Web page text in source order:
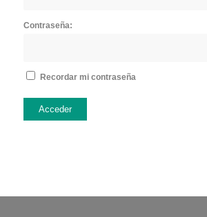
Contraseña:
Recordar mi contraseña
Acceder